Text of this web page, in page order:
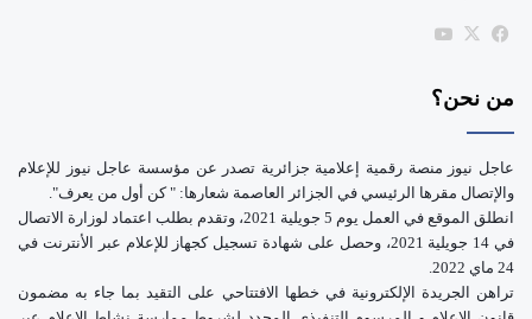
فيسبوك
‫X
من نحن؟
عاجل نيوز منصة رقمية إعلامية جزائرية تصدر عن مؤسسة عاجل نيوز للإعلام
والإتصال مقرها الرئيسي في الجزائر العاصمة شعارها: " كن أول من يعرف".
انطلق الموقع في العمل يوم 5 جويلية 2021، وتقدم بطلب اعتماد لوزارة الاتصال
في 14 جويلية 2021، وحصل على شهادة تسجيل كجهاز للإعلام عبر الأنترنت في
24 ماي 2022.
تراهن الجريدة الإلكترونية في خطها الافتتاحي على التقيد بما جاء به مضمون